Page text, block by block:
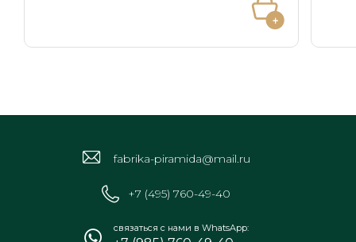
fabrika-piramida@mail.ru
+7 (495) 760-49-40
связаться с нами в WhatsApp: